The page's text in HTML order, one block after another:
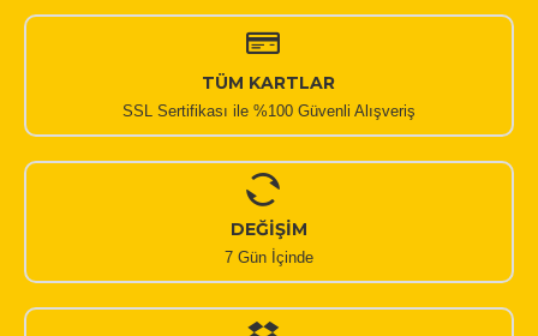
TÜM KARTLAR
SSL Sertifikası ile %100 Güvenli Alışveriş
DEĞİŞİM
7 Gün İçinde